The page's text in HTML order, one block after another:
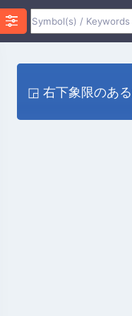
◲ 右下象限のあ